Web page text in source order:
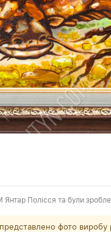
Полісся та були
представлено фото